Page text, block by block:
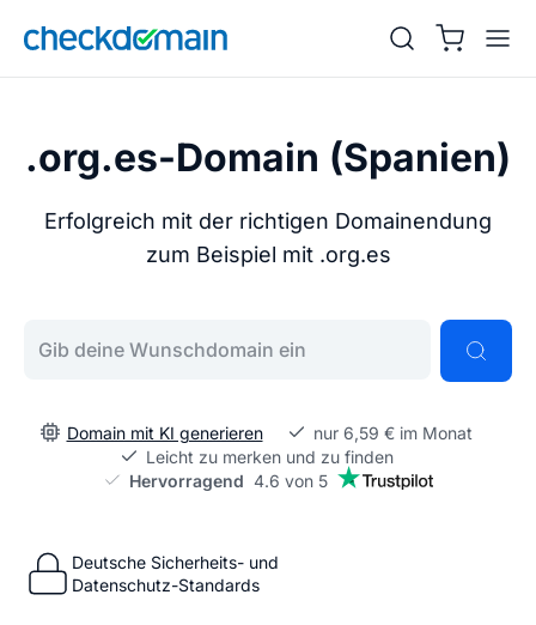
.org.es-Domain (Spanien)
Erfolgreich mit der richtigen Domainendung
zum Beispiel mit .org.es
Domain mit KI generieren
nur 6,59 € im Monat
Leicht zu merken und zu finden
Hervorragend 4.6 von 5
Deutsche Sicherheits- und
Datenschutz-Standards